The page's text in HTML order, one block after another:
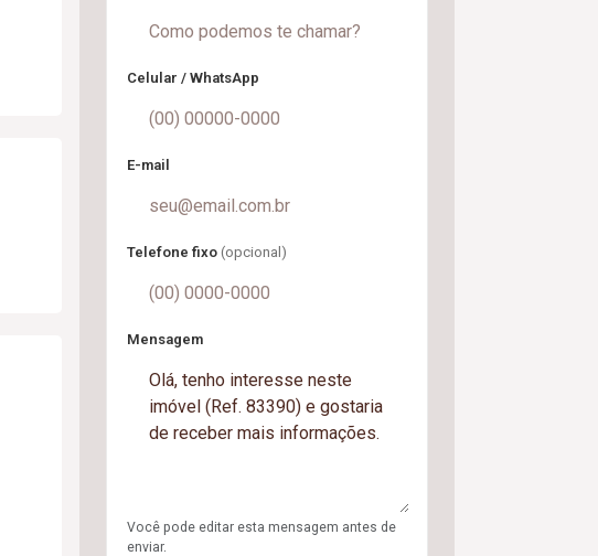
Celular / WhatsApp
E-mail
Telefone fixo (opcional)
Mensagem
Você pode editar esta mensagem antes de
enviar.